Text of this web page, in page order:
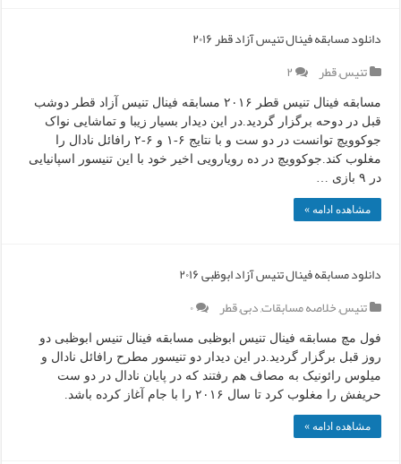
دانلود مسابقه فینال تنیس آزاد قطر ۲۰۱۶
تنیس,قطر ۲
مسابقه فینال تنیس قطر ۲۰۱۶ مسابقه فینال تنیس آزاد قطر دوشب
قبل در دوحه برگزار گردید.در این دیدار بسیار زیبا و تماشایی نواک
جوکوویچ توانست در دو ست و با نتایج ۶-۱ و ۶-۲ رافائل نادال را
مغلوب کند.جوکوویچ در ده رویارویی اخیر خود با این تنیسور اسپانیایی
در ۹ بازی …
مشاهده ادامه »
دانلود مسابقه فینال تنیس آزاد ابوظبی ۲۰۱۶
تنیس,خلاصه مسابقات,دبی,قطر ۰
فول مچ مسابقه فینال تنیس ابوظبی مسابقه فینال تنیس ابوظبی دو
روز قبل برگزار گردید.در این دیدار دو تنیسور مطرح رافائل نادال و
میلوس رائونیک به مصاف هم رفتند که در پایان نادال در دو ست
حریفش را مغلوب کرد تا سال ۲۰۱۶ را با جام آغاز کرده باشد.
مشاهده ادامه »